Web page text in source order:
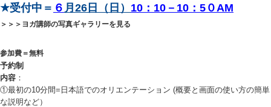
★受付中＝ ６ 月26日（日） 10：10－10：5０AM
＞＞＞ヨガ講師の写真ギャラリーを見る
参加費＝無料
予約制
内容 ：
①最初の10分間=日本語でのオリエンテーション (概要と画面の使い方の簡単
な説明など）